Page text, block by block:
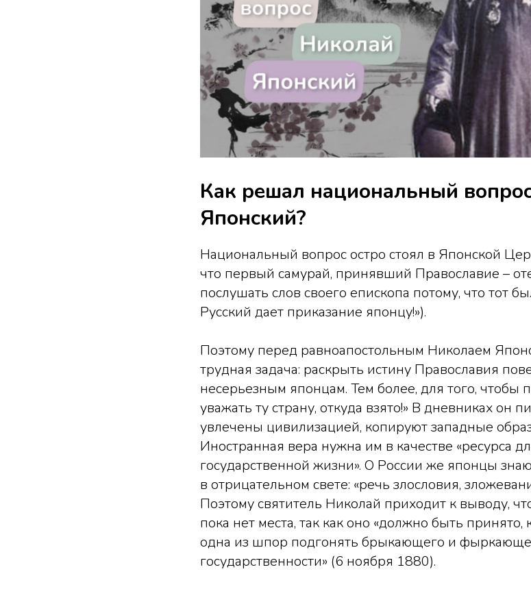
Как решал национальный
Японский?
Национальный вопрос остро стоял в Японской
что первый самурай, принявший Православие –
послушать слов своего епископа потому, что тот
Русский дает приказание японцу!»).
Поэтому перед равноапостольным Николаем
трудная задача: раскрыть истину Православия
несерьезным японцам. Тем более, для того, чтобы
уважать ту страну, откуда взято!» В дневниках он
увлечены цивилизацией, копируют западные
Иностранная вера нужна им в качестве «ресурса
государственной жизни». О России же японцы
в отрицательном свете: «речь злословия,
Поэтому святитель Николай приходит к выводу,
пока нет места, так как оно «должно быть принято,
одна из шпор подгонять брыкающего и
государственности» (6 ноября 1880).